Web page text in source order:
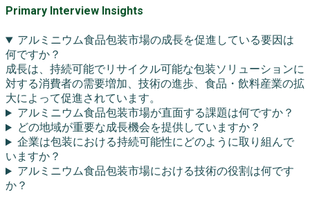
Primary Interview Insights
アルミニウム食品包装市場の成長を促進している要因は
何ですか？
成長は、持続可能でリサイクル可能な包装ソリューションに
対する消費者の需要増加、技術の進歩、食品・飲料産業の拡
大によって促進されています。
アルミニウム食品包装市場が直面する課題は何ですか？
どの地域が重要な成長機会を提供していますか？
企業は包装における持続可能性にどのように取り組んで
いますか？
アルミニウム食品包装市場における技術の役割は何です
か？